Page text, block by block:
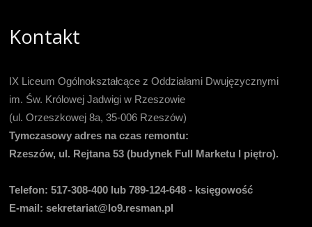
Kontakt
IX Liceum Ogólnokształcące z Oddziałami Dwujęzycznymi
im. Św. Królowej Jadwigi w Rzeszowie
(ul. Orzeszkowej 8a, 35-006 Rzeszów)
Tymczasowy adres na czas remontu:
Rzeszów, ul. Rejtana 53 (budynek Full Marketu I piętro).
Telefon:517-308-400 lub 789-124-648 - księgowość
E-mail: sekretariat@lo9.resman.pl